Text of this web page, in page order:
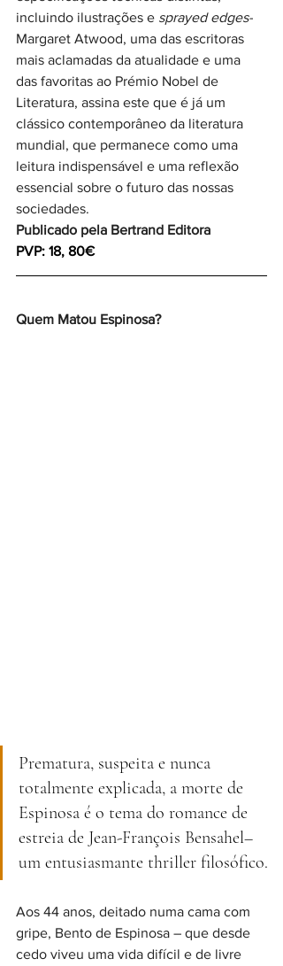
incluindo ilustrações e sprayed edges-
Margaret Atwood, uma das escritoras
mais aclamadas da atualidade e uma
das favoritas ao Prémio Nobel de
Literatura, assina este que é já um
clássico contemporâneo da literatura
mundial, que permanece como uma
leitura indispensável e uma reflexão
essencial sobre o futuro das nossas
sociedades.
Publicado pela Bertrand Editora
PVP: 18, 80€
Quem Matou Espinosa?
Prematura, suspeita e nunca
totalmente explicada, a morte de
Espinosa é o tema do romance de
estreia de Jean-François Bensahel–
um entusiasmante thriller filosófico.
Aos 44 anos, deitado numa cama com
gripe, Bento de Espinosa – que desde
cedo viveu uma vida difícil e de livre